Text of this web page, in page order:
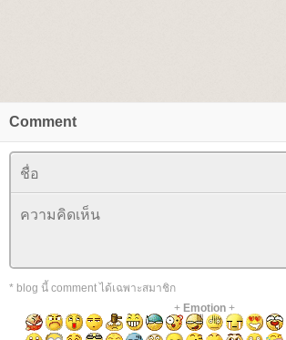
Comment
* blog นี้ comment ได้เฉพาะสมาชิก
+ Emotion+